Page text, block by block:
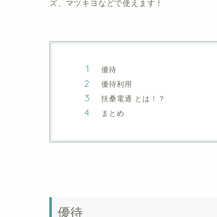
ズ、マツキヨなどで使えます！
優待
優待利用
扶桑電通 とは！？
まとめ
優待